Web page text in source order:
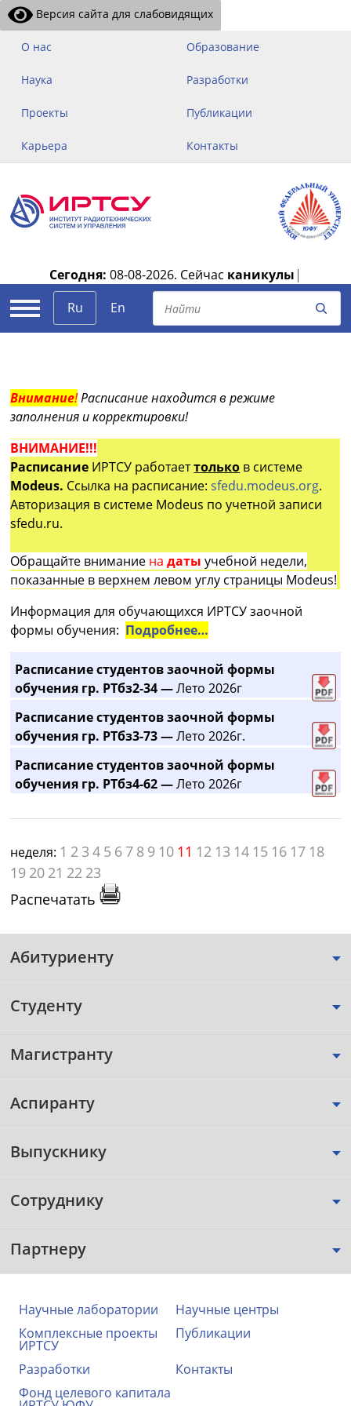
Версия сайта для слабовидящих
О нас Образование
Наука Разработки
Проекты Публикации
Карьера Контакты
Сегодня: 08-08-2026. Сейчас каникулы |
Ru
En
Внимание!Расписание находится в режиме
заполнения и корректировки!
ВНИМАНИЕ!!!
Расписание ИРТСУ работаеттолько в системе
Modeus. Ссылка на расписание:sfedu.modeus.org.
Авторизация в системе Modeus по учетной записи
sfedu.ru.
Обращайте внимание на датыучебной недели,
показанные в верхнем левом углу страницы Modeus!
Информация для обучающихся ИРТСУ заочной
формы обучения: Подробнее…
Расписание студентов заочной формы
обучения гр. РТбз2-34 —Лето 2026г
Расписание студентов заочной формы
обучения гр. РТбз3-73 —Лето 2026г.
Расписание студентов заочной формы
обучения гр. РТбз4-62 —Лето 2026г
неделя: 1 2 3 4 5 6 7 8 9 10 11 12 13 14 15 16 17 18
19 20 21 22 23
Распечатать
Абитуриенту
Студенту
Магистранту
Аспиранту
Выпускнику
Сотруднику
Партнеру
Научные лаборатории
Научные центры
Комплексные проекты
ИРТСУ
Публикации
Разработки
Контакты
Фонд целевого капитала